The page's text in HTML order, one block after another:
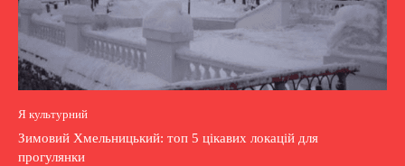
Я культурний
Зимовий Хмельницький: топ 5 цікавих локацій для
прогулянки